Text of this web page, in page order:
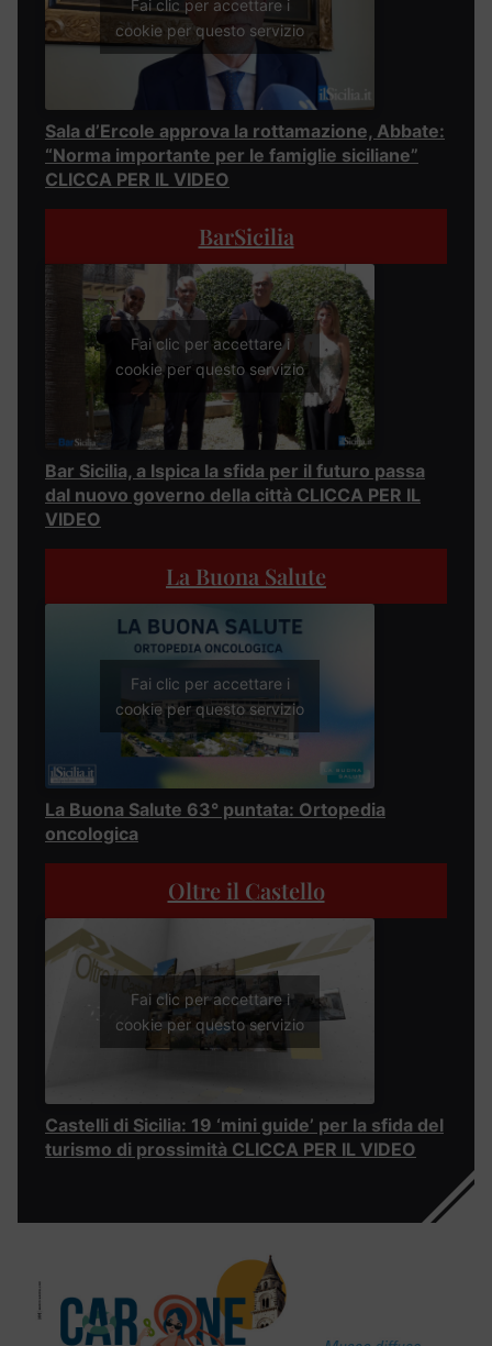
Fai clic per accettare i
cookie per questo servizio
Sala d’Ercole approva la rottamazione, Abbate:
“Norma importante per le famiglie siciliane”
CLICCA PER IL VIDEO
BarSicilia
Fai clic per accettare i
cookie per questo servizio
Bar Sicilia, a Ispica la sfida per il futuro passa
dal nuovo governo della città CLICCA PER IL
VIDEO
La Buona Salute
Fai clic per accettare i
cookie per questo servizio
La Buona Salute 63° puntata: Ortopedia
oncologica
Oltre il Castello
Fai clic per accettare i
cookie per questo servizio
Castelli di Sicilia: 19 ‘mini guide’ per la sfida del
turismo di prossimità CLICCA PER IL VIDEO